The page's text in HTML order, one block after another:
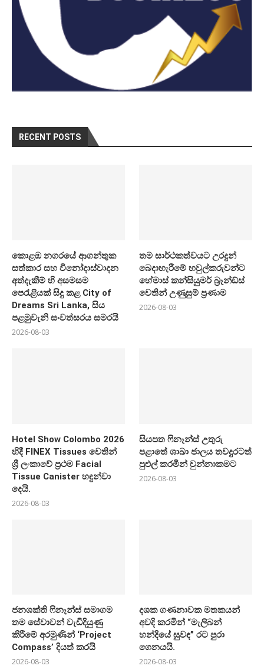
RECENT POSTS
කොළඹ නගරයේ ආගන්තුක
සත්කාර සහ විනෝදාස්වාදන
අත්දැකීම් හි අසමසම
පෙරැළියක් සිදු කළ City of
Dreams Sri Lanka, සිය
පළමුවැනි සංවත්සරය සමරයි
2026-08-03
තම සාර්ථකත්වයට උරදුන්
බෙදාහැරීමේ හවුල්කරුවන්ට
හේමාස් කන්සියුමර් බ්‍රෑන්ඩ්ස්
වෙතින් උණුසුම් ප්‍රණාම
2026-08-03
Hotel Show Colombo 2026
හිදී FINEX Tissues වෙතින්
ශ්‍රී ලංකාවේ ප්‍රථම Facial
Tissue Canister හඳුන්වා
දෙයි.
2026-08-03
සියපත ෆිනෑන්ස් උතුරු
පළාතේ ශාඛා ජාලය තවදුරටත්
පුළුල් කරමින් චුන්නාකමට
2026-08-03
ජනශක්ති ෆිනෑන්ස් සමාගම
තම සේවාවන් වැඩිදියුණු
කිරීමේ අරමුණින් ‘Project
Compass’ දියත් කරයි
2026-08-03
දශක ගණනාවක මතකයන්
අවදි කරමින් “මැලිබන්
හන්දියේ සුවඳ” රට පුරා
ගෙනයයි.
2026-08-03